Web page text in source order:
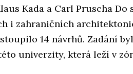
Kada a Carl Pruscha
i zahraničních
14 návrhů. Zadání
univerzity, která leží v